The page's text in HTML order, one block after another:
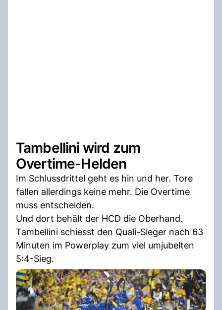
Tambellini wird zum
Overtime-Helden
Im Schlussdrittel geht es hin und her. Tore
fallen allerdings keine mehr. Die Overtime
muss entscheiden.
Und dort behält der HCD die Oberhand.
Tambellini schiesst den Quali-Sieger nach 63
Minuten im Powerplay zum viel umjubelten
5:4-Sieg.